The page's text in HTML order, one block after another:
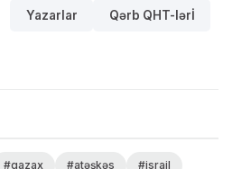
Yazarlar Qərb QHT-lərİ
#qazax #atəşkəs
#israil